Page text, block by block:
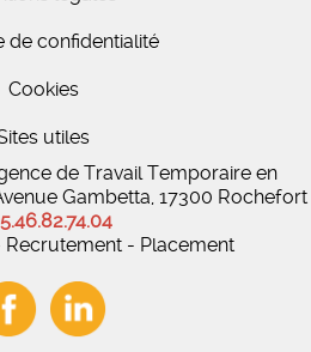
de confidentialité
Cookies
utiles
de Travail Temporaire en
Gambetta, 17300 Rochefort
- Placement